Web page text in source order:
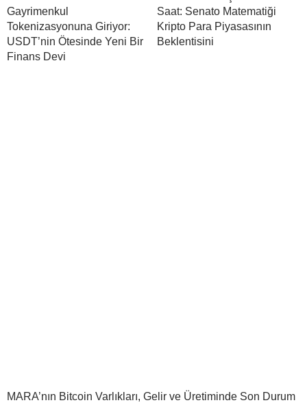
Gayrimenkul
Tokenizasyonuna Giriyor:
USDT’nin Ötesinde Yeni Bir
Finans Devi
Saat: Senato Matematiği
Kripto Para Piyasasının
Beklentisini
MARA’nın Bitcoin Varlıkları, Gelir ve Üretiminde Son Durum